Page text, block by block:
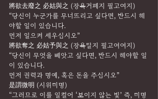
將欲去廢之 必姑與之 (장욕거폐지 필고여지)
“당신이 누군가를 무너뜨리고 싶다면, 반드시 해
야할 일이 있습니다.
먼저 일으켜 세우십시오”
將欲奪之 必姑予與之 (장욕탈지 필고여여지)
“당신이 무엇을 빼앗고 싶다면, 반드시 해야할 일
이 있습니다.
먼저 권력과 명예, 혹은 돈을 주십시오”
是謂微明 (시위미명)
“그러므로 이를 일컬어 ‘보이지 않는 빛’ 즉, 미명